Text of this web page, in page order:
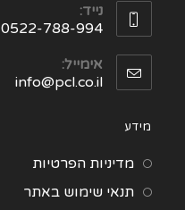
נייד:
0522-788-994
אימייל:
info@pcl.co.il
מידע
מדיניות הפרטיות
תנאי שימוש באתר